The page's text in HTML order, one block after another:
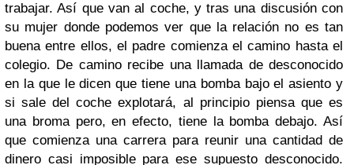
trabajar. Así que van al coche, y tras una discusión con
su mujer donde podemos ver que la relación no es tan
buena entre ellos, el padre comienza el camino hasta el
colegio. De camino recibe una llamada de desconocido
en la que le dicen que tiene una bomba bajo el asiento y
si sale del coche explotará, al principio piensa que es
una broma pero, en efecto, tiene la bomba debajo. Así
que comienza una carrera para reunir una cantidad de
dinero casi imposible para ese supuesto desconocido.